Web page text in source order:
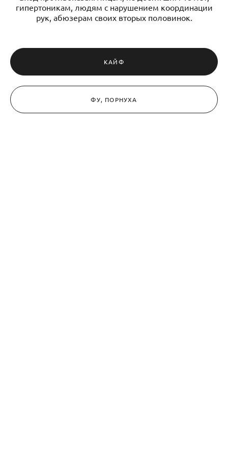
гипертоникам, людям с нарушением координации
рук, абюзерам своих вторых половинок.
КАЙФ
ФУ, ПОРНУХА